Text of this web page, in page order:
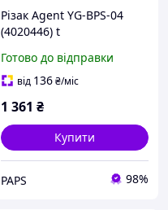
Різак Agent YG-BPS-04
(4020446) t
Готово до відправки
від 136₴/міс
1 361 ₴
Купити
PAPS 98%